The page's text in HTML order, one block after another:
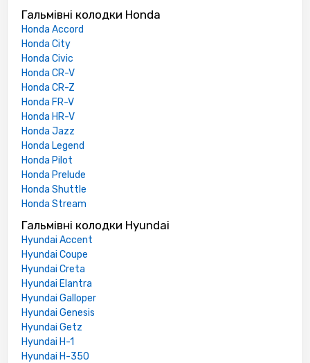
Гальмівні колодки Honda
Honda Accord
Honda City
Honda Civic
Honda CR-V
Honda CR-Z
Honda FR-V
Honda HR-V
Honda Jazz
Honda Legend
Honda Pilot
Honda Prelude
Honda Shuttle
Honda Stream
Гальмівні колодки Hyundai
Hyundai Accent
Hyundai Coupe
Hyundai Creta
Hyundai Elantra
Hyundai Galloper
Hyundai Genesis
Hyundai Getz
Hyundai H-1
Hyundai H-350